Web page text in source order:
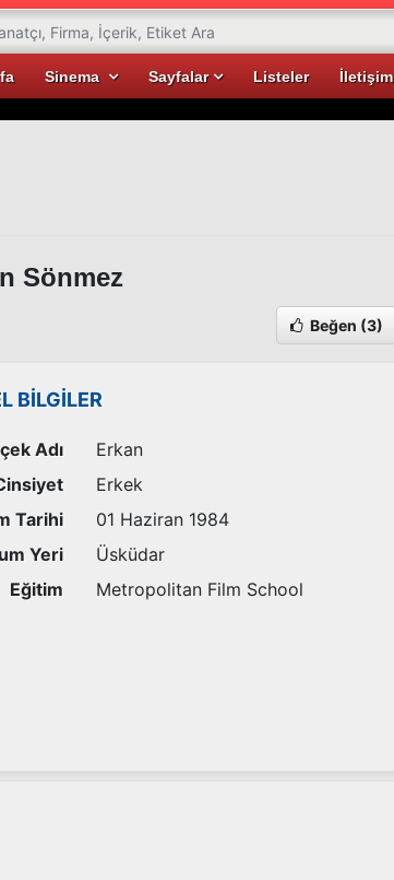
Sinema Sayfalar Listeler İletişim
Sönmez
Beğen (3)
BİLGİLER
Adı
Erkan
Erkek
Tarihi
01 Haziran 1984
Yeri
Üsküdar
Eğitim
Metropolitan Film School